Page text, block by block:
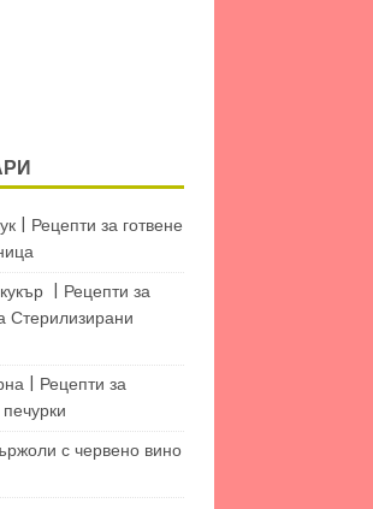
| Рецепти за готвене
| Рецепти за
Стерилизирани
| Рецепти за
с червено вино